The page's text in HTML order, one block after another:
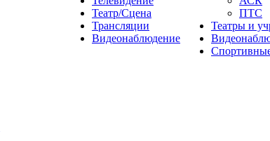
Театр/Сцена
Трансляции
Видеонаблюдение
ПТС
Театры и